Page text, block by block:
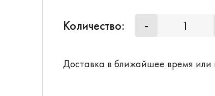
Количество: -
Доставка в ближайшее время или